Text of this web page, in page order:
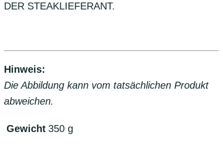
DER STEAKLIEFERANT.
Hinweis:
Die Abbildung kann vom tatsächlichen Produkt
abweichen.
Gewicht 350 g